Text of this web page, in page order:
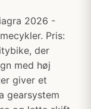
2026 -
Pris:
der
med høj
giver et
gearsystem